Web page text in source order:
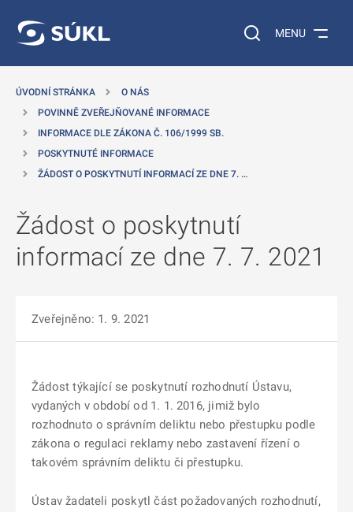
Vyhledávání na
MENU
ÚVODNÍ STRÁNKA
O NÁS
POVINNĚ ZVEŘEJŇOVANÉ INFORMACE
INFORMACE DLE ZÁKONA Č. 106/1999 SB.
POSKYTNUTÉ INFORMACE
ŽÁDOST O POSKYTNUTÍ INFORMACÍ ZE DNE 7. …
Žádost o poskytnutí
informací ze dne 7. 7. 2021
Zveřejněno: 1. 9. 2021
Žádost týkající se poskytnutí rozhodnutí Ústavu,
vydaných v období od 1. 1. 2016, jimiž bylo
rozhodnuto o správním deliktu nebo přestupku podle
zákona o regulaci reklamy nebo zastavení řízení o
takovém správním deliktu či přestupku.
Ústav žadateli poskytl část požadovaných rozhodnutí,